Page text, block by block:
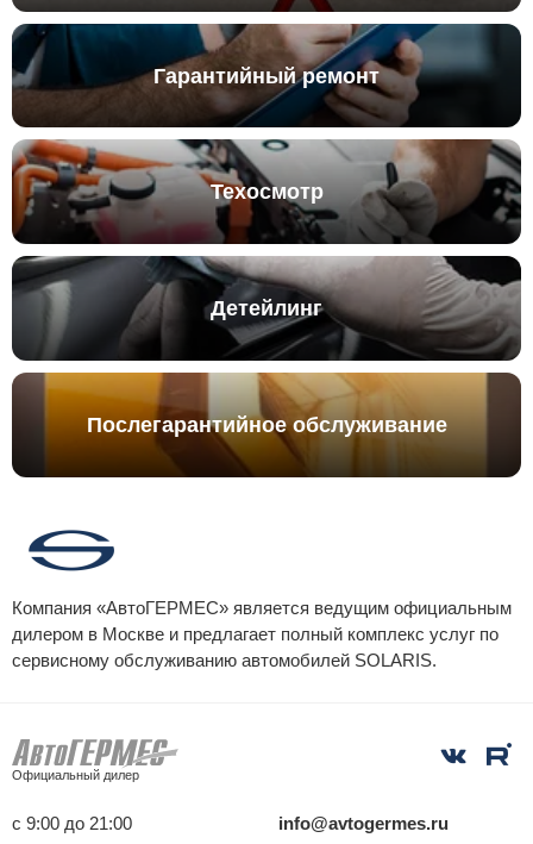
Гарантийный ремонт
Техосмотр
Детейлинг
Послегарантийное обслуживание
Компания «АвтоГЕРМЕС» является ведущим официальным
дилером в Москве и предлагает полный комплекс услуг по
сервисному обслуживанию автомобилей SOLARIS.
Официальный дилер
с 9:00 до 21:00 info@avtogermes.ru